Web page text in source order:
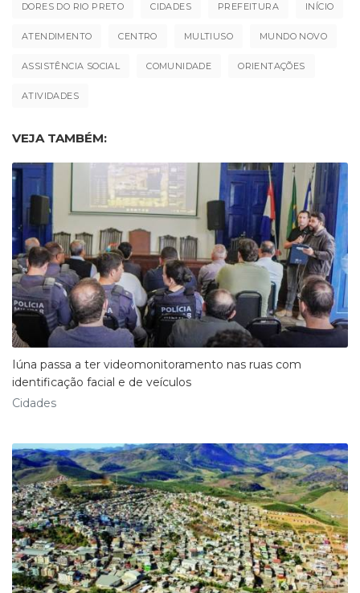
DORES DO RIO PRETO CIDADES PREFEITURA INÍCIO
ATENDIMENTO CENTRO MULTIUSO MUNDO NOVO
ASSISTÊNCIA SOCIAL COMUNIDADE ORIENTAÇÕES
ATIVIDADES
VEJA TAMBÉM:
Iúna passa a ter videomonitoramento nas ruas com
identificação facial e de veículos
Cidades